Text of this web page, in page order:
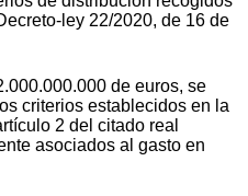
ley 22/2020, de 16 de
de euros, se
criterios establecidos en la
2 del citado real
asociados al gasto en